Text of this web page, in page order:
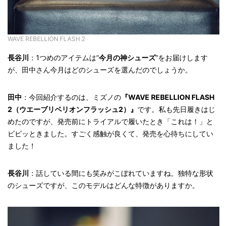
WAVE REBELLION FLASH 2
長谷川 ：1つめのアイテムは“今月の神シューズ”をお届けします
が、田中さん今月はどのシューズを選んだのでしょうか。
田中 ：今回紹介するのは、ミズノの 『WAVE REBELLION FLASH
2（ウエーブリベリオンフラッシュ2）』 です。私も先日履きはじ
めたのですが、発売前にトライアルで履いたとき「これは！」と
ビビッときました。すごく感触が良くて、発売を心待ちにしてい
ました！
長谷川
：話している間にも笑みがこぼれていますね。独特な形状
のシューズですが、このモデルはどんな特徴がありますか。